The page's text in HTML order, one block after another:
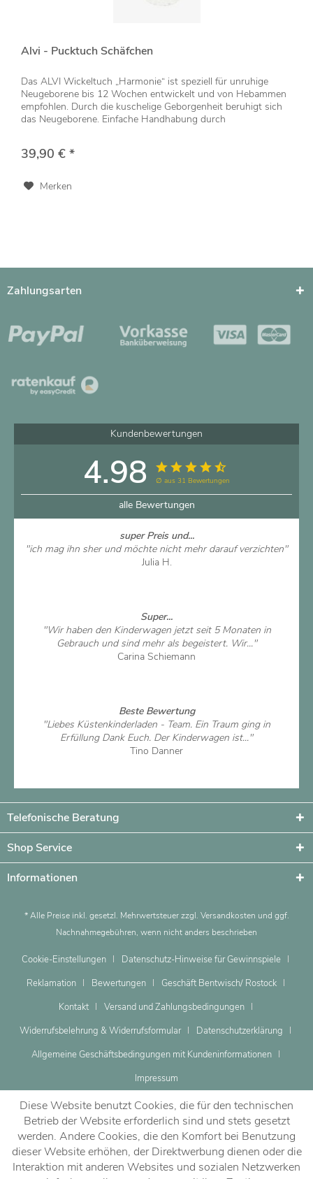
Alvi - Pucktuch Schäfchen
Das ALVI Wickeltuch „Harmonie“ ist speziell für unruhige
Neugeborene bis 12 Wochen entwickelt und von Hebammen
empfohlen. Durch die kuschelige Geborgenheit beruhigt sich
das Neugeborene. Einfache Handhabung durch
39,90 € *
Merken
Zahlungsarten
Dein Beratungstermin
Kundenbewertungen
4.98 ∅ aus 31 Bewertungen
alle Bewertungen
super Preis und...
"ich mag ihn sher und möchte nicht mehr darauf verzichten"
Julia H.
Super...
"Wir haben den Kinderwagen jetzt seit 5 Monaten in
Gebrauch und sind mehr als begeistert. Wir..."
Carina Schiemann
Beste Bewertung
"Liebes Küstenkinderladen - Team. Ein Traum ging in
Erfüllung Dank Euch. Der Kinderwagen ist..."
Tino Danner
Telefonische Beratung
Shop Service
Informationen
* Alle Preise inkl. gesetzl. Mehrwertsteuer zzgl. Versandkosten und ggf.
Nachnahmegebühren, wenn nicht anders beschrieben
Cookie-Einstellungen
Datenschutz-Hinweise für Gewinnspiele
Reklamation
Bewertungen
Geschäft Bentwisch/ Rostock
Kontakt
Versand und Zahlungsbedingungen
Widerrufsbelehrung & Widerrufsformular
Datenschutzerklärung
Allgemeine Geschäftsbedingungen mit Kundeninformationen
Impressum
Diese Website benutzt Cookies, die für den technischen
Betrieb der Website erforderlich sind und stets gesetzt
werden. Andere Cookies, die den Komfort bei Benutzung
dieser Website erhöhen, der Direktwerbung dienen oder die
Interaktion mit anderen Websites und sozialen Netzwerken